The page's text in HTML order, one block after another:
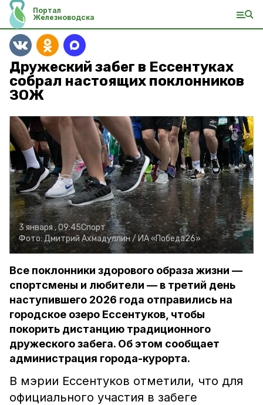
Портал
Железноводска
Дружеский забег в Ессентуках
собрал настоящих поклонников
ЗОЖ
3 января , 09:45Спорт
Фото:Дмитрий Ахмадуллин / ИА «Победа26»
Все поклонники здорового образа жизни —
спортсмены и любители — в третий день
наступившего 2026 года отправились на
городское озеро Ессентуков, чтобы
покорить дистанцию традиционного
дружеского забега. Об этом сообщает
администрация города-курорта.
В мэрии Ессентуков отметили, что для
официального участия в забеге